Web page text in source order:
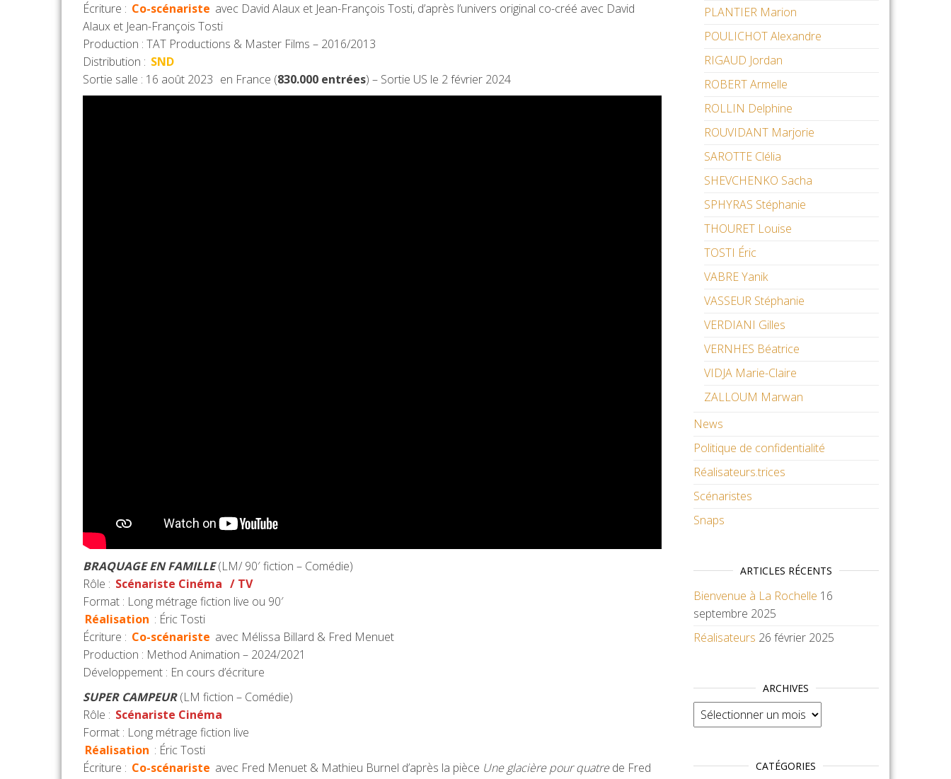
Écriture : Co-scénariste avec David Alaux et Jean-François Tosti, d’après l’univers original co-créé avec David
Alaux et Jean-François Tosti
Production : TAT Productions & Master Films – 2016/2013
Distribution : SND
Sortie salle : 16 août 2023 en France (830.000 entrées) – Sortie US le 2 février 2024
BRAQUAGE EN FAMILLE(LM/ 90′ fiction – Comédie)
Rôle : Scénariste Cinéma / TV
Format : Long métrage fiction live ou 90′
Réalisation : Éric Tosti
Écriture : Co-scénariste avec Mélissa Billard & Fred Menuet
Production : Method Animation – 2024/2021
Développement : En cours d’écriture
SUPER CAMPEUR(LM fiction – Comédie)
Rôle : Scénariste Cinéma
Format : Long métrage fiction live
Réalisation : Éric Tosti
Écriture : Co-scénariste avec Fred Menuet & Mathieu Burnel d’après la pièce Une glacière pour quatrede Fred
PLANTIER Marion
POULICHOT Alexandre
RIGAUD Jordan
ROBERT Armelle
ROLLIN Delphine
ROUVIDANT Marjorie
SAROTTE Clélia
SHEVCHENKO Sacha
SPHYRAS Stéphanie
THOURET Louise
TOSTI Éric
VABRE Yanik
VASSEUR Stéphanie
VERDIANI Gilles
VERNHES Béatrice
VIDJA Marie-Claire
ZALLOUM Marwan
News
Politique de confidentialité
Réalisateurs.trices
Scénaristes
Snaps
ARTICLES RÉCENTS
Bienvenue à La Rochelle 16
septembre 2025
Réalisateurs 26 février 2025
ARCHIVES
Archives
CATÉGORIES